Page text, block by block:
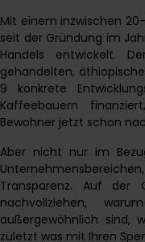
Mit einem inzwischen
seit der Gründung im
Handels entwickelt.
gehandelten,
9 konkrete
Kaffeebauern
Bewohner jetzt schon
Aber nicht nur im
Transparenz. Auf der
nachvollziehen,
außergewöhnlich sind,
zuletzt was mit Ihren